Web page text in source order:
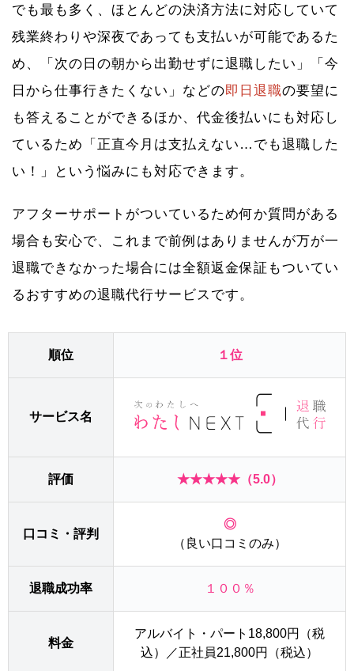
でも最も多く、ほとんどの決済方法に対応していて
残業終わりや深夜であっても支払いが可能であるた
め、「次の日の朝から出勤せずに退職したい」「今
日から仕事行きたくない」などの即日退職の要望に
も答えることができるほか、代金後払いにも対応し
ているため「正直今月は支払えない…でも退職した
い！」という悩みにも対応できます。
アフターサポートがついているため何か質問がある
場合も安心で、これまで前例はありませんが万が一
退職できなかった場合には全額返金保証もついてい
るおすすめの退職代行サービスです。
順位 １位
サービス名
評価 ★★★★★（5.0）
口コミ・評判
◎
（良い口コミのみ）
退職成功率 １００％
料金
アルバイト・パート18,800円（税
込）／正社員21,800円（税込）